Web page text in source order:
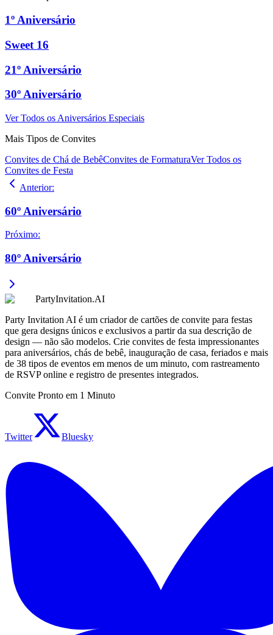
1º Aniversário
Sweet 16
21º Aniversário
30º Aniversário
Ver Todos os Aniversários Especiais
Mais Tipos de Convites
Convites de Chá de BebêConvites de FormaturaVer Todos os
Convites de Festa
Anterior:
60º Aniversário
Próximo:
80º Aniversário
PartyInvitation.AI
Party Invitation AI é um criador de cartões de convite para festas
que gera designs únicos e exclusivos a partir da sua descrição de
design — não são modelos. Crie convites de festa impressionantes
para aniversários, chás de bebê, inauguração de casa, feriados e mais
de 38 tipos de eventos em menos de um minuto, com rastreamento
de RSVP online e registro de presentes integrados.
Convite Pronto em 1 Minuto
Twitter Bluesky